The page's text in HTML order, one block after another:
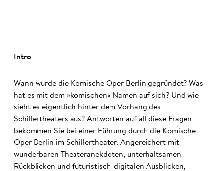
Intro
Wann wurde die Komische Oper Berlin gegründet? Was
hat es mit dem »komischen« Namen auf sich? Und wie
sieht es eigentlich hinter dem Vorhang des
Schillertheaters aus? Antworten auf all diese Fragen
bekommen Sie bei einer Führung durch die Komische
Oper Berlin im Schillertheater. Angereichert mit
wunderbaren Theateranekdoten, unterhaltsamen
Rückblicken und futuristisch-digitalen Ausblicken,